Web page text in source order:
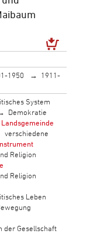
1950
1911-
System
Demokratie
Landsgemeinde
verschiedene
Religion
Religion
Leben
der Gesellschaft